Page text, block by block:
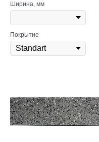
Ширина, мм
Покрытие